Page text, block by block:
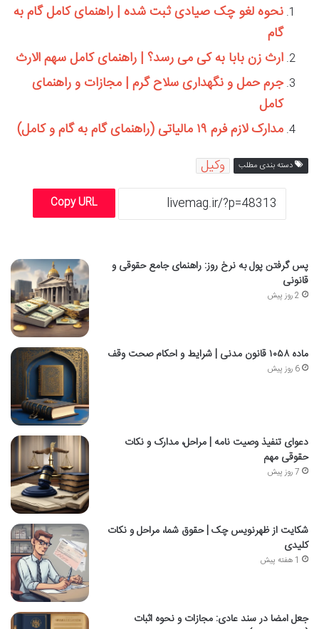
نحوه لغو چک صیادی ثبت شده | راهنمای کامل گام به
گام
ارث زن بابا به کی می رسد؟ | راهنمای کامل سهم الارث
جرم حمل و نگهداری سلاح گرم | مجازات و راهنمای
کامل
مدارک لازم فرم ۱۹ مالیاتی (راهنمای گام به گام و کامل)
دسته بندی مطلب وکیل
Copy URL
پس گرفتن پول به نرخ روز: راهنمای جامع حقوقی و
قانونی
2 روز پیش
ماده ۱۰۵۸ قانون مدنی | شرایط و احکام صحت وقف
6 روز پیش
دعوای تنفیذ وصیت نامه | مراحل، مدارک و نکات
حقوقی مهم
7 روز پیش
شکایت از ظهرنویس چک | حقوق شما، مراحل و نکات
کلیدی
1 هفته پیش
جعل امضا در سند عادی: مجازات و نحوه اثبات